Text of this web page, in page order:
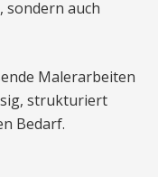
sondern auch
Malerarbeiten
strukturiert
Bedarf.